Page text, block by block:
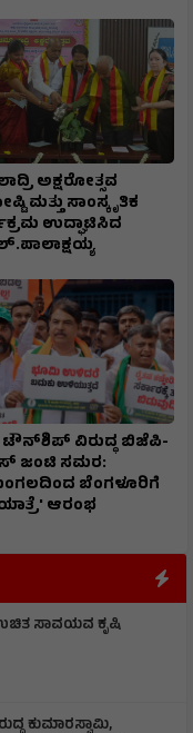
ಅಕ್ಷರೋತ್ಸವ
ಮತ್ತು ಸಾಂಸ್ಕೃತಿಕ
ಉದ್ಘಾಟಿಸಿದ
ವಿರುದ್ಧ ಬಿಜೆಪಿ-
ಜಂಟಿ ಸಮರ:
ಬೆಂಗಳೂರಿಗೆ
ಆರಂಭ
ಸಾವಯವ ಕೃಷಿ
ಕುಮಾರಸ್ವಾಮಿ,